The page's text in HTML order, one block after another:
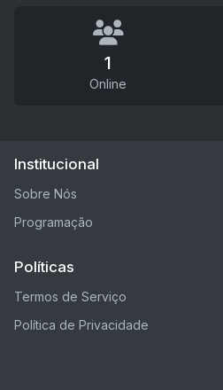
1
Online
Institucional
Sobre Nós
Programação
Políticas
Termos de Serviço
Política de Privacidade